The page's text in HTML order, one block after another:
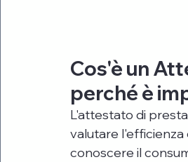
Cos'è un
perché è
L'attestato di
valutare l'efficienza
conoscere il